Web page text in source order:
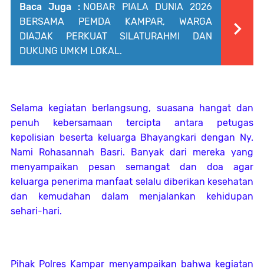
Baca Juga : NOBAR PIALA DUNIA 2026
BERSAMA PEMDA KAMPAR, WARGA
DIAJAK PERKUAT SILATURAHMI DAN
DUKUNG UMKM LOKAL.
Selama kegiatan berlangsung, suasana hangat dan
penuh kebersamaan tercipta antara petugas
kepolisian beserta keluarga Bhayangkari dengan Ny.
Nami Rohasannah Basri. Banyak dari mereka yang
menyampaikan pesan semangat dan doa agar
keluarga penerima manfaat selalu diberikan kesehatan
dan kemudahan dalam menjalankan kehidupan
sehari-hari.
Pihak Polres Kampar menyampaikan bahwa kegiatan